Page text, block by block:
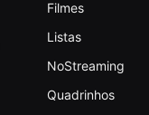
Filmes
Listas
NoStreaming
Quadrinhos